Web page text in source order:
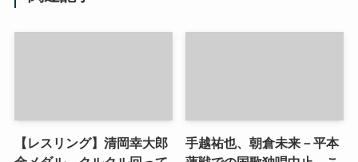
【レスリング】清岡幸大郎
手越祐也、朝倉未来－平本